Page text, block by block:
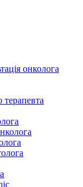
онколога
терапевта